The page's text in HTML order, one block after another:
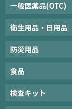
一般医薬品(OTC)
衛生用品・日用品
防災用品
食品
検査キット